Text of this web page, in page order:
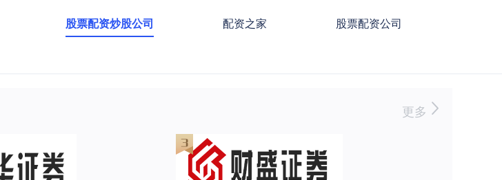
股票配资炒股公司 配资之家 股票配资公司
更多